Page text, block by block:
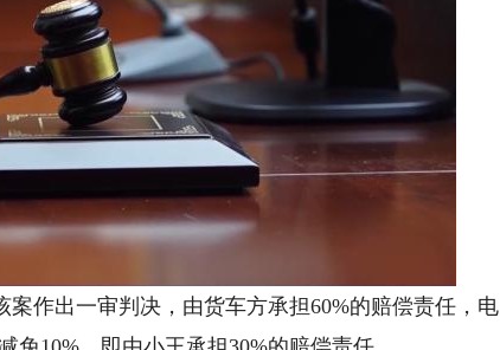
作出一审判决，由货车方承担60%的赔偿责任，电